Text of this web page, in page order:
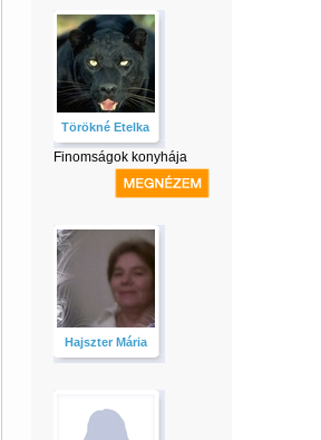
Törökné Etelka
Finomságok konyhája
Hajszter Mária